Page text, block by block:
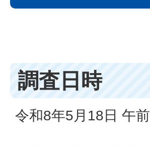
調査日時
令和8年5月18日 午